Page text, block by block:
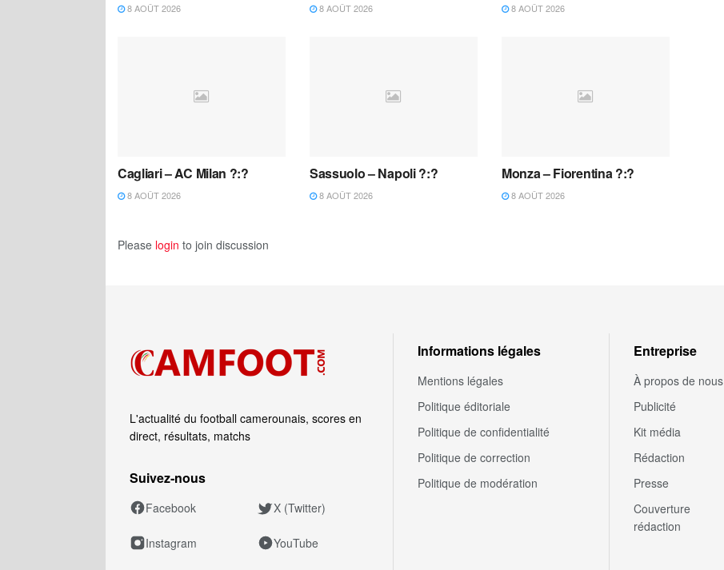
8 AOÛT 2026 8 AOÛT 2026 8 AOÛT 2026
Cagliari – AC Milan ?:?
8 AOÛT 2026
Sassuolo – Napoli ?:?
8 AOÛT 2026
Monza – Fiorentina ?:?
8 AOÛT 2026
Please login to join discussion
L'actualité du football camerounais, scores en
direct, résultats, matchs
Suivez‑nous
Facebook X (Twitter)
Instagram YouTube
Informations légales
Mentions légales
Politique éditoriale
Politique de confidentialité
Politique de correction
Politique de modération
Entreprise
À propos de nous
Publicité
Kit média
Rédaction
Presse
Couverture
rédaction